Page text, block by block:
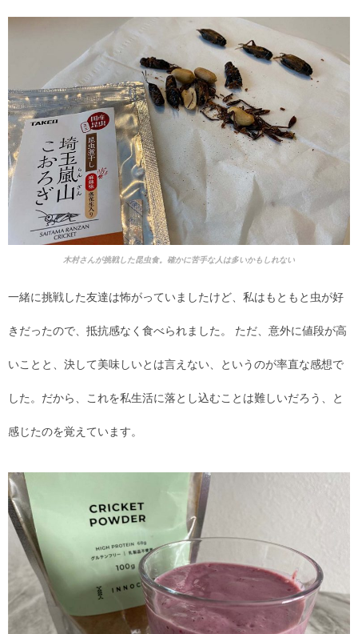
木村さんが挑戦した昆虫食。確かに苦手な人は多いかもしれない
一緒に挑戦した友達は怖がっていましたけど、私はもともと虫が好
きだったので、抵抗感なく食べられました。 ただ、意外に値段が高
いことと、決して美味しいとは言えない、というのが率直な感想で
した。だから、これを私生活に落とし込むことは難しいだろう、と
感じたのを覚えています。